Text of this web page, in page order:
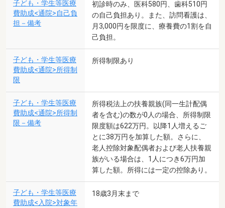
子ども・学生等医療
費助成<通院>自己負
担－備考
初診時のみ、医科580円、歯科510円
の自己負担あり。また、訪問看護は、
月3,000円を限度に、療養費の1割を自
己負担。
子ども・学生等医療
費助成<通院>所得制
限
所得制限あり
子ども・学生等医療
費助成<通院>所得制
限－備考
所得税法上の扶養親族(同一生計配偶
者を含む)の数が0人の場合、所得制限
限度額は622万円。以降1人増えるご
とに38万円を加算した額。さらに、
老人控除対象配偶者および老人扶養親
族がいる場合は、1人につき6万円加
算した額。所得には一定の控除あり。
子ども・学生等医療
費助成<入院>対象年
18歳3月末まで